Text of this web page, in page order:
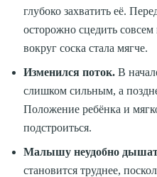
глубоко захватить её.
осторожно сцедить
вокруг соска стала мягче.
Изменился поток. В
слишком сильным, а
Положение ребёнка и
подстроиться.
Малышу неудобно
становится труднее,